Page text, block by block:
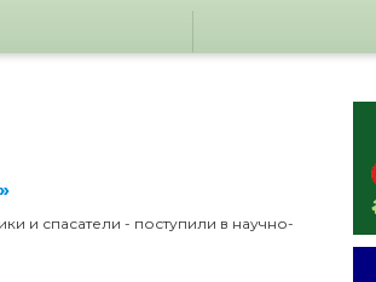
и спасатели - поступили в научно-